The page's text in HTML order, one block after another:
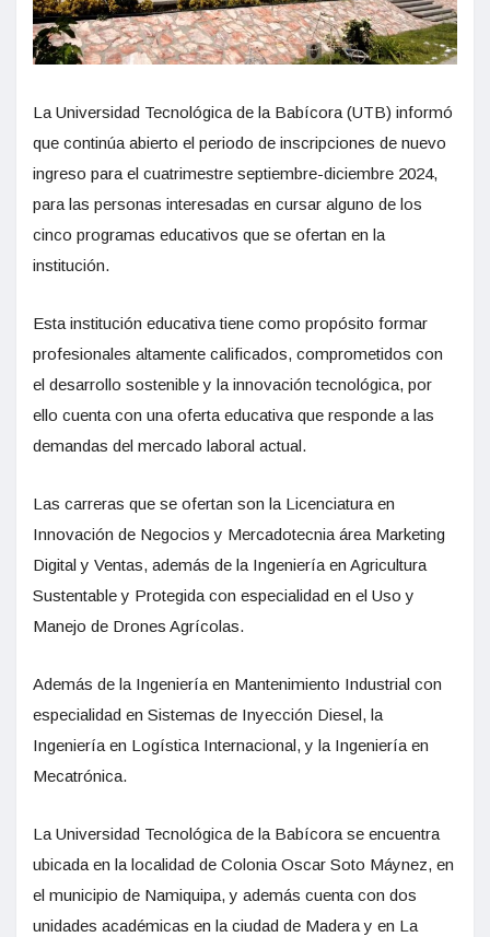
La Universidad Tecnológica de la Babícora (UTB) informó
que continúa abierto el periodo de inscripciones de nuevo
ingreso para el cuatrimestre septiembre-diciembre 2024,
para las personas interesadas en cursar alguno de los
cinco programas educativos que se ofertan en la
institución.
Esta institución educativa tiene como propósito formar
profesionales altamente calificados, comprometidos con
el desarrollo sostenible y la innovación tecnológica, por
ello cuenta con una oferta educativa que responde a las
demandas del mercado laboral actual.
Las carreras que se ofertan son la Licenciatura en
Innovación de Negocios y Mercadotecnia área Marketing
Digital y Ventas, además de la Ingeniería en Agricultura
Sustentable y Protegida con especialidad en el Uso y
Manejo de Drones Agrícolas.
Además de la Ingeniería en Mantenimiento Industrial con
especialidad en Sistemas de Inyección Diesel, la
Ingeniería en Logística Internacional, y la Ingeniería en
Mecatrónica.
La Universidad Tecnológica de la Babícora se encuentra
ubicada en la localidad de Colonia Oscar Soto Máynez, en
el municipio de Namiquipa, y además cuenta con dos
unidades académicas en la ciudad de Madera y en La